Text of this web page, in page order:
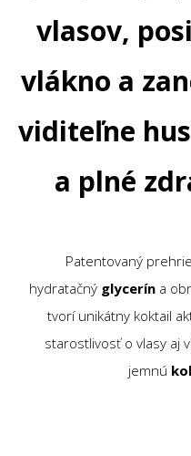
vlasov,
vlákno a
viditeľne
a plné
Patentovaný
hydratačný glycerína
tvorí unikátny koktail
starostlivosť o vlasy aj
jemnú